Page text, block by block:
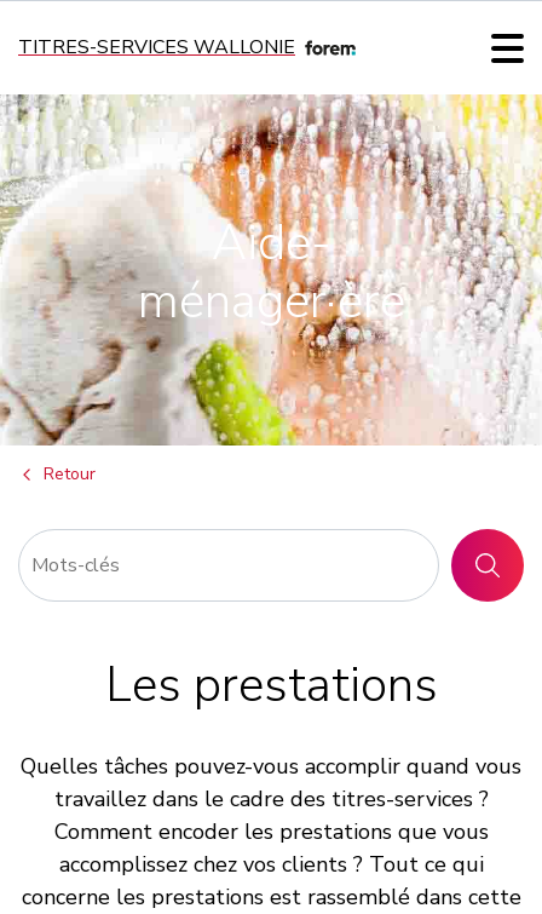
TITRES-SERVICES WALLONIE
Aide-
ménager·ère
Retour
Les prestations
Quelles tâches pouvez-vous accomplir quand vous
travaillez dans le cadre des titres-services ?
Comment encoder les prestations que vous
accomplissez chez vos clients ? Tout ce qui
concerne les prestations est rassemblé dans cette